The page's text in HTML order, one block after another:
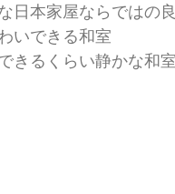
日本家屋ならではの
いできる和室
きるくらい静かな和室